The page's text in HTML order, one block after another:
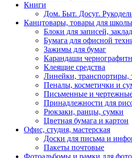
Книги
Дом. Быт. Досуг.
Канцтовары, товары для школы
Блоки для записей,
Бумага для офисной
Зажимы для бумаг
Карандаши
Клеящие средства
Линейки, транспортиры,
Пеналы, косметички и
Письменные и
Принадлежности для
Рюкзаки, ранцы, сумки
Цветная бумага и картон
Офис, студия, мастерская
Доски для письма и
Пакеты почтовые
Фотоальбомы и рамки для